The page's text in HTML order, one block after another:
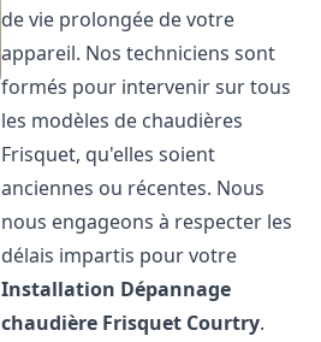
de vie prolongée de votre
appareil. Nos techniciens sont
formés pour intervenir sur tous
les modèles de chaudières
Frisquet, qu'elles soient
anciennes ou récentes. Nous
nous engageons à respecter les
délais impartis pour votre
Installation Dépannage
chaudière Frisquet Courtry.